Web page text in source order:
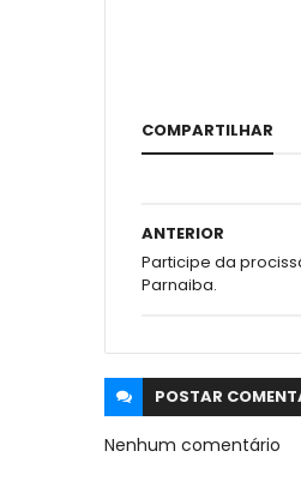
COMPARTILHAR
ANTERIOR
Participe da
Parnaiba.
POSTAR
Nenhum comentário